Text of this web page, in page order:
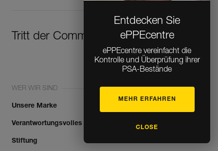
Entdecken Sie
ePPEcentre
ePPEcentre vereinfacht die
Kontrolle und Überprüfung ihrer
PSA-Bestände
MEHR ERFAHREN
CLOSE
Tritt der Community bei!
WER WIR SIND
Unsere Marke
Verantwortungsvolles Unternehmen
Stiftung